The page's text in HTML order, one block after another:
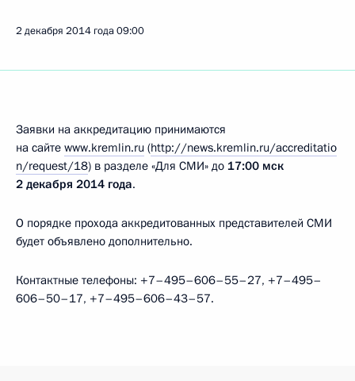
2 декабря 2014 года09:00
Заявки на аккредитацию принимаются
на сайте www.kremlin.ru (http://news.kremlin.ru/accreditatio
n/request/18) в разделе «Для СМИ» до 17:00 мск
2 декабря 2014 года.
О порядке прохода аккредитованных представителей СМИ
будет объявлено дополнительно.
Контактные телефоны: +7–495–606–55–27, +7–495–
606–50–17, +7–495–606–43–57.